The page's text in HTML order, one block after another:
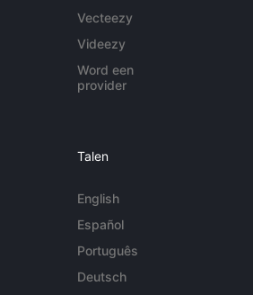
Vecteezy
Videezy
Word een
provider
Talen
English
Español
Português
Deutsch